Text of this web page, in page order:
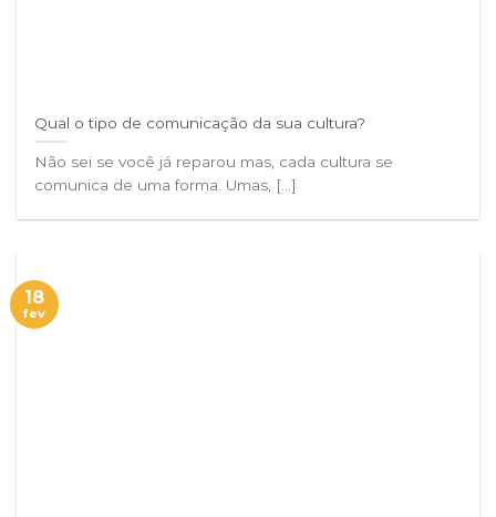
Qual o tipo de comunicação da sua cultura?
Não sei se você já reparou mas, cada cultura se
comunica de uma forma. Umas, [...]
18
fev